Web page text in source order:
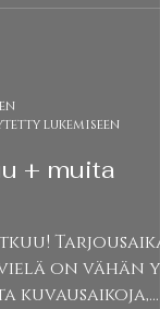
lukemiseen
+ muita
Tarjousaika
on vähän
kuvausaikoja,